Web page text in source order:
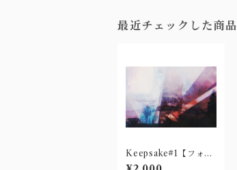
最近チェックした商品
Keepsake#1【フォト
ブック】